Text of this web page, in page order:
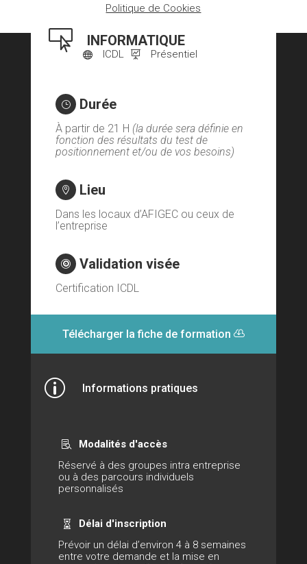
Politique de Cookies
 INFORMATIQUE
 ICDL  Présentiel
} Durée
À partir de 21 H (la durée sera définie en
fonction des résultats du test de
positionnement et/ou de vos besoins)
 Lieu
Dans les locaux d’AFIGEC ou ceux de
l’entreprise
 Validation visée
Certification ICDL
Télécharger la fiche de formation
p Informations pratiques

Modalités d'accès
Réservé à des groupes intra entreprise
ou à des parcours individuels
personnalisés

Délai d'inscription
Prévoir un délai d’environ 4 à 8 semaines
entre votre demande et la mise en